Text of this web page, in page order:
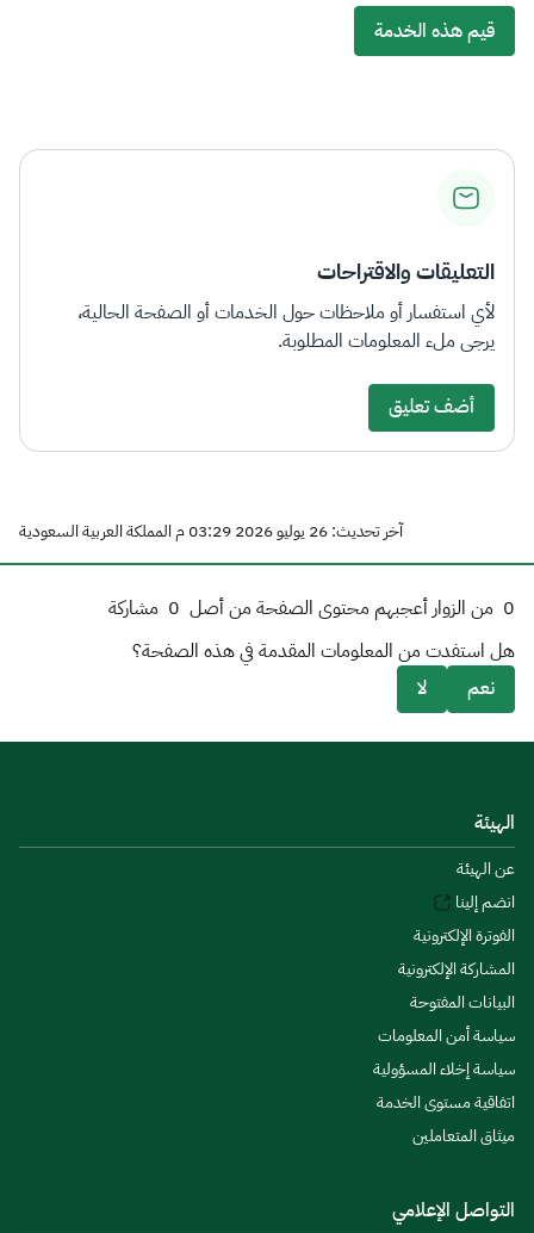
قيم هذه الخدمة
التعليقات والاقتراحات
لأي استفسار أو ملاحظات حول الخدمات أو الصفحة الحالية،
يرجى ملء المعلومات المطلوبة.
أضف تعليق
آخر تحديث: 26 يوليو 2026 03:29 م المملكة العربية السعودية
0 من الزوار أعجبهم محتوى الصفحة من أصل 0 مشاركة
هل استفدت من المعلومات المقدمة في هذه الصفحة؟
نعم
لا
الهيئة
عن الهيئة
انضم إلينا
الفوترة الإلكترونية
المشاركة الإلكترونية
البيانات المفتوحة
سياسة أمن المعلومات
سياسة إخلاء المسؤولية
اتفاقية مستوى الخدمة
ميثاق المتعاملين
التواصل الإعلامي